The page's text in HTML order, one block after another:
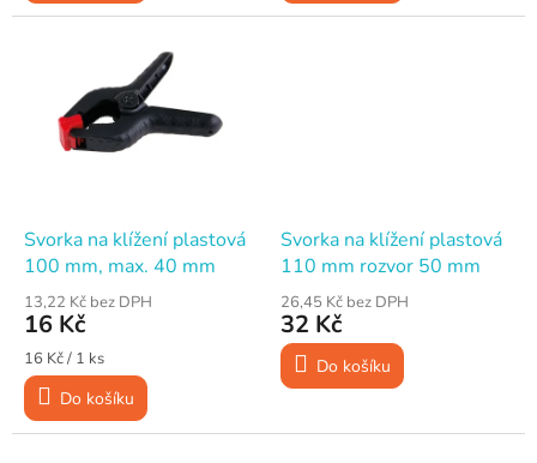
Svorka na klížení plastová
100 mm, max. 40 mm
13,22 Kč bez DPH
16 Kč
Měrná
cena:
16 Kč / 1 ks
Do košíku
Svorka na klížení plastová
110 mm rozvor 50 mm
26,45 Kč bez DPH
32 Kč
Do košíku